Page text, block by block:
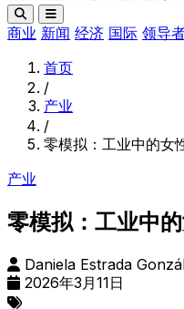
商业 新闻 经济 国际 领导
首页
/
产业
/
零模拟：工业中的女
产业
零模拟：工业中
Daniela Estrada
2026年3月11日